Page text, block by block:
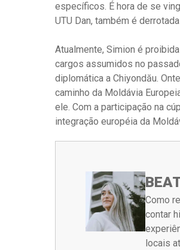
específicos. É hora de se
UTU Dan, também é
Atualmente, Simion é
cargos assumidos no
diplomática a Chiyondău.
caminho da Moldávia
ele. Com a participação na
integração européia da
Como
contar
locais